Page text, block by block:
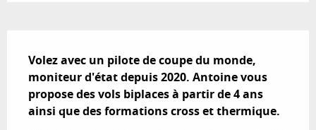
Volez avec un pilote de coupe du monde,
moniteur d'état depuis 2020. Antoine vous
propose des vols biplaces à partir de 4 ans
ainsi que des formations cross et thermique.